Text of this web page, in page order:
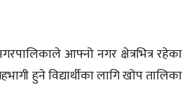
आफ्नो नगर क्षेत्रभित्र रहेका
हुने विद्यार्थीका लागि खोप तालिका